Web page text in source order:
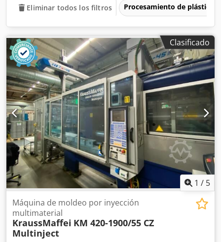
Eliminar todos los filtros Procesamiento de plásticos
Clasificado
1 / 5
Máquina de moldeo por inyección
multimaterial
KraussMaffei KM 420-1900/55 CZ
Multinject